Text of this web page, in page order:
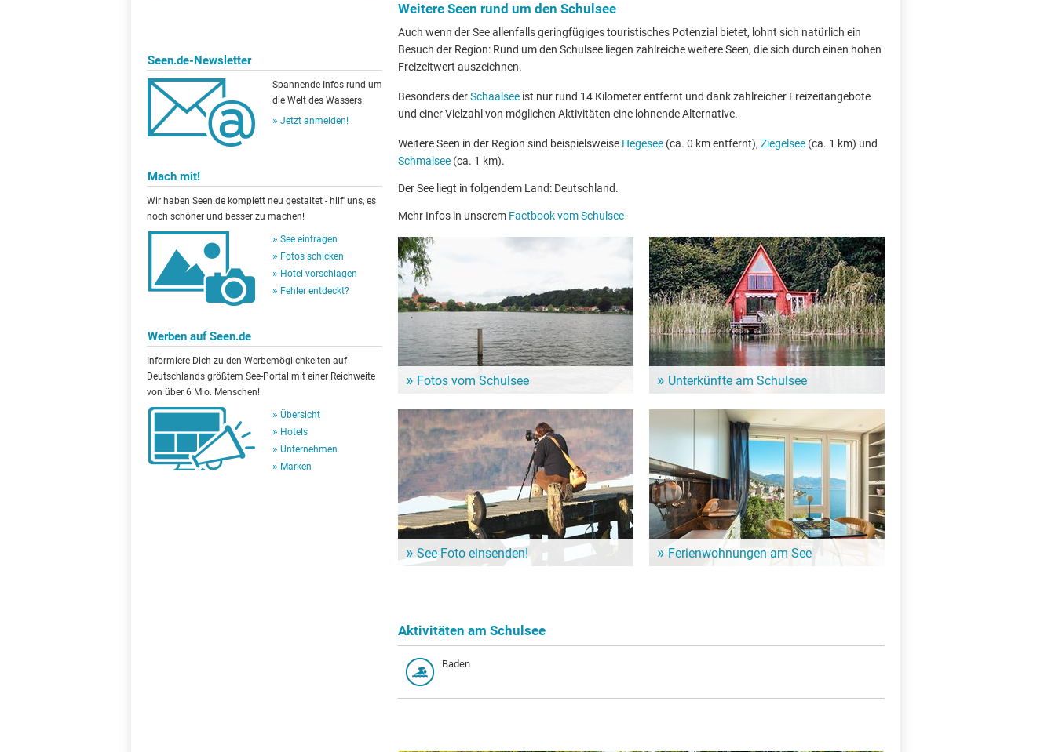
Seen.de-Newsletter
Spannende Infos rund um
die Welt des Wassers.
Jetzt anmelden!
Mach mit!
Wir haben Seen.de komplett neu gestaltet - hilf' uns, es
noch schöner und besser zu machen!
See eintragen
Fotos schicken
Hotel vorschlagen
Fehler entdeckt?
Werben auf Seen.de
Informiere Dich zu den Werbemöglichkeiten auf
Deutschlands größtem See-Portal mit einer Reichweite
von über 6 Mio. Menschen!
Übersicht
Hotels
Unternehmen
Marken
Weitere Seen rund um den Schulsee
Auch wenn der See allenfalls geringfügiges touristisches Potenzial bietet, lohnt sich natürlich ein
Besuch der Region: Rund um den Schulsee liegen zahlreiche weitere Seen, die sich durch einen hohen
Freizeitwert auszeichnen.
Besonders derSchaalsee ist nur rund 14 Kilometer entfernt und dank zahlreicher Freizeitangebote
und einer Vielzahl von möglichen Aktivitäten eine lohnende Alternative.
Weitere Seen in der Region sind beispielsweise Hegesee (ca. 0 km entfernt), Ziegelsee (ca. 1 km) und
Schmalsee (ca. 1 km).
Der See liegt in folgendem Land: Deutschland.
Mehr Infos in unserem Factbook vom Schulsee
Fotos vom Schulsee
Bildergalerie zeigt sich das Schulsee von seiner
schönsten Seite.
Unterkünfte am Schulsee
genießen? Hier gibt es schöne Unterkünfte in der
Nähe vom Schulsee!
See-Foto einsenden! Ferienwohnungen am See
Aktivitäten am Schulsee
Baden